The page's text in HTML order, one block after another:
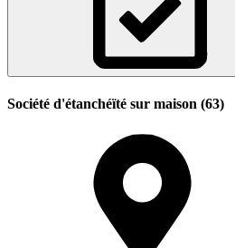
Société d'étanchéïté sur maison (63)